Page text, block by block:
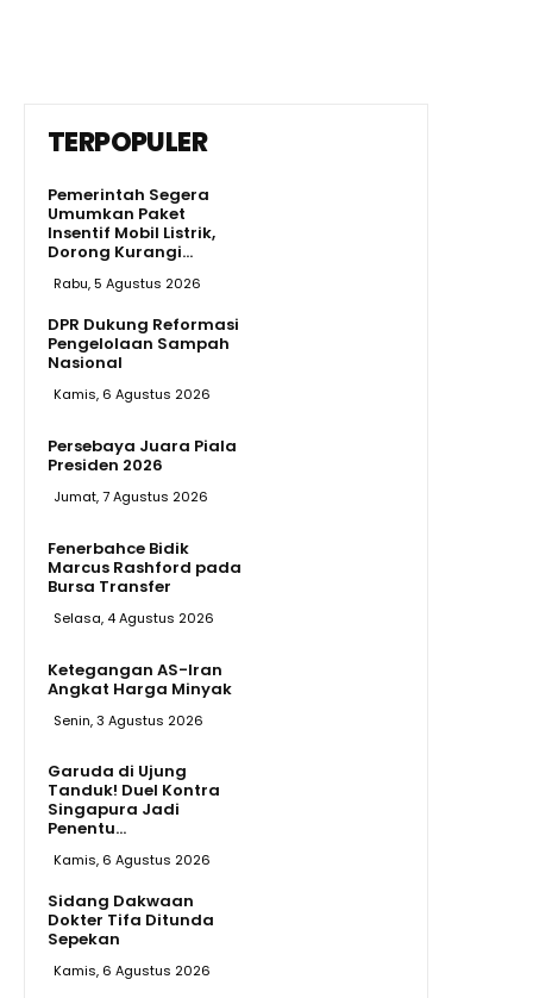
TERPOPULER
Pemerintah Segera
Umumkan Paket
Insentif Mobil Listrik,
Dorong Kurangi...
Rabu, 5 Agustus 2026
DPR Dukung Reformasi
Pengelolaan Sampah
Nasional
Kamis, 6 Agustus 2026
Persebaya Juara Piala
Presiden 2026
Jumat, 7 Agustus 2026
Fenerbahce Bidik
Marcus Rashford pada
Bursa Transfer
Selasa, 4 Agustus 2026
Ketegangan AS-Iran
Angkat Harga Minyak
Senin, 3 Agustus 2026
Garuda di Ujung
Tanduk! Duel Kontra
Singapura Jadi
Penentu...
Kamis, 6 Agustus 2026
Sidang Dakwaan
Dokter Tifa Ditunda
Sepekan
Kamis, 6 Agustus 2026